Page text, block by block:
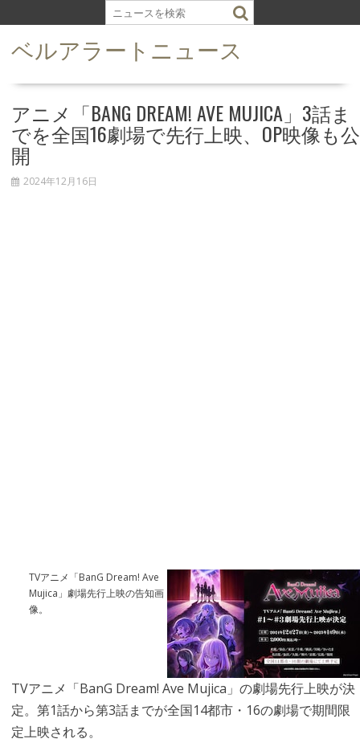
k
ベルアラートニュース
アニメ「BANG DREAM! AVE MUJICA」3話ま
でを全国16劇場で先行上映、OP映像も公
開
2024年12月16日
TVアニメ「BanG Dream! Ave
Mujica」劇場先行上映の告知画
像。
TVアニメ「BanG Dream! Ave Mujica」の劇場先行上映が決
定。第1話から第3話までが全国14都市・16の劇場で期間限
定上映される。